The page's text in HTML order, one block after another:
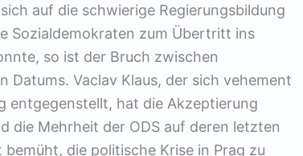
auf die schwierige Regierungsbildung
Sozialdemokraten zum Übertritt ins
so ist der Bruch zwischen
Datums. Vaclav Klaus, der sich vehement
entgegenstellt, hat die Akzeptierung
die Mehrheit der ODS auf deren letzten
die politische Krise in Prag zu